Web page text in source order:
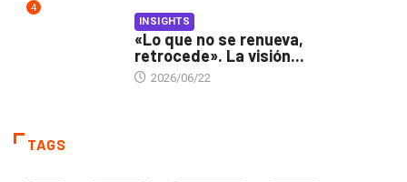
4
INSIGHTS
«Lo que no se renueva,
retrocede». La visión...
2026/06/22
TAGS